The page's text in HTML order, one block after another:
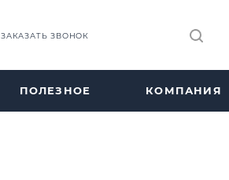
ЗАКАЗАТЬ ЗВОНОК
ПОЛЕЗНОЕ КОМПАНИЯ